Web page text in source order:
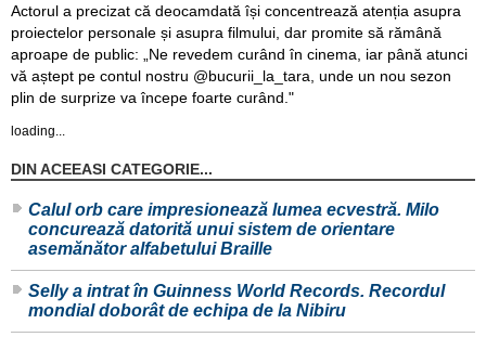
Actorul a precizat că deocamdată își concentrează atenția asupra
proiectelor personale și asupra filmului, dar promite să rămână
aproape de public: „Ne revedem curând în cinema, iar până atunci
vă aștept pe contul nostru @bucurii_la_tara, unde un nou sezon
plin de surprize va începe foarte curând."
loading...
DIN ACEEASI CATEGORIE...
Calul orb care impresionează lumea ecvestră. Milo
concurează datorită unui sistem de orientare
asemănător alfabetului Braille
Selly a intrat în Guinness World Records. Recordul
mondial doborât de echipa de la Nibiru